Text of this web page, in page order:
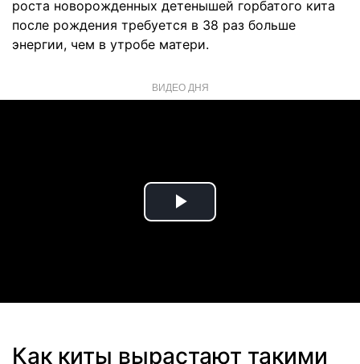
роста новорожденных детенышей горбатого кита
после рождения требуется в 38 раз больше
энергии, чем в утробе матери.
ВИДЕО ДНЯ
Play
Как киты вырастают такими